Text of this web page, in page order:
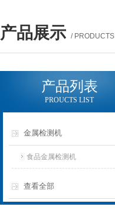
产品展示 / PRODUCTS
产品列表
PROUCTS LIST
金属检测机
食品金属检测机
查看全部